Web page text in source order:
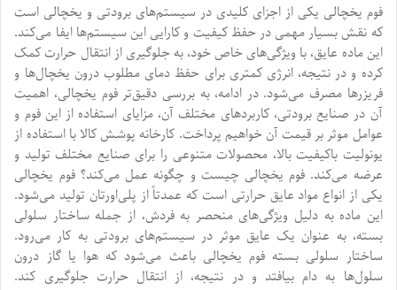
فوم یخچالی یکی از اجزای کلیدی در سیستم‌های برودتی و یخچالی است
که نقش بسیار مهمی در حفظ کیفیت و کارایی این سیستم‌ها ایفا می‌کند.
این ماده عایق، با ویژگی‌های خاص خود، به جلوگیری از انتقال حرارت کمک
کرده و در نتیجه، انرژی کمتری برای حفظ دمای مطلوب درون یخچال‌ها و
فریزرها مصرف می‌شود. در ادامه، به بررسی دقیق‌تر فوم یخچالی، اهمیت
آن در صنایع برودتی، کاربردهای مختلف آن، مزایای استفاده از این فوم و
عوامل موثر بر قیمت آن خواهیم پرداخت. کارخانه پوشش کالا با استفاده از
یونولیت باکیفیت بالا، محصولات متنوعی را برای صنایع مختلف تولید و
عرضه می‌کند. فوم یخچالی چیست و چگونه عمل می‌کند؟ فوم یخچالی
یکی از انواع مواد عایق حرارتی است که عمدتاً از پلی‌اورتان تولید می‌شود.
این ماده به دلیل ویژگی‌های منحصر به فردش، از جمله ساختار سلولی
بسته، به عنوان یک عایق موثر در سیستم‌های برودتی به کار می‌رود.
ساختار سلولی بسته فوم یخچالی باعث می‌شود که هوا یا گاز درون
سلول‌ها به دام بیافتد و در نتیجه، از انتقال حرارت جلوگیری کند.